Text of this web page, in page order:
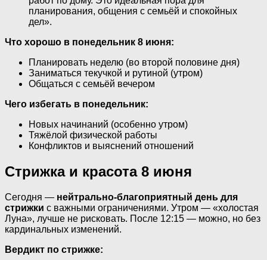
планирования, общения с семьёй и спокойных
дел».
Что хорошо в понедельник 8 июня:
Планировать неделю (во второй половине дня)
Заниматься текучкой и рутиной (утром)
Общаться с семьёй вечером
Чего избегать в понедельник:
Новых начинаний (особенно утром)
Тяжёлой физической работы
Конфликтов и выяснений отношений
Стрижка и красота 8 июня
Сегодня — нейтрально-благоприятный день для
стрижки с важными ограничениями. Утром — «холостая
Луна», лучше не рисковать. После 12:15 — можно, но без
кардинальных изменений.
Вердикт по стрижке: